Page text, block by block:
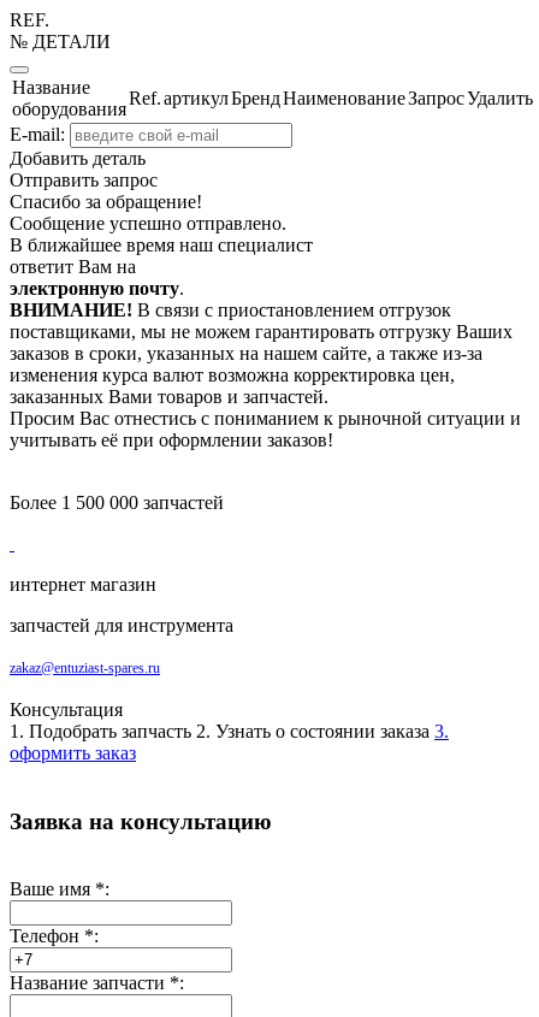
REF.
№ ДЕТАЛИ
Название
оборудования
Ref.артикулБрендНаименованиеЗапросУдалить
E-mail:
Добавить деталь
Отправить запрос
Спасибо за обращение!
Сообщение успешно отправлено.
В ближайшее время наш специалист
ответит Вам на
электронную почту.
ВНИМАНИЕ! В связи с приостановлением отгрузок
поставщиками, мы не можем гарантировать отгрузку Ваших
заказов в сроки, указанных на нашем сайте, а также из-за
изменения курса валют возможна корректировка цен,
заказанных Вами товаров и запчастей.
Просим Вас отнестись с пониманием к рыночной ситуации и
учитывать её при оформлении заказов!
Более 1 500 000 запчастей
интернет магазин
запчастей для инструмента
zakaz@entuziast-spares.ru
Консультация
1. Подобрать запчасть 2. Узнать о состоянии заказа 3.
оформить заказ
Заявка на консультацию
Ваше имя *:
Телефон *:
Название запчасти *: